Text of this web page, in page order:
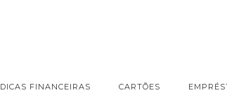
DICAS FINANCEIRAS CARTÕES